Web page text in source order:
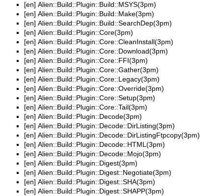
[en] Alien::Build::Plugin::Build::MSYS(3pm)
[en] Alien::Build::Plugin::Build::Make(3pm)
[en] Alien::Build::Plugin::Build::SearchDep(3pm)
[en] Alien::Build::Plugin::Core(3pm)
[en] Alien::Build::Plugin::Core::CleanInstall(3pm)
[en] Alien::Build::Plugin::Core::Download(3pm)
[en] Alien::Build::Plugin::Core::FFI(3pm)
[en] Alien::Build::Plugin::Core::Gather(3pm)
[en] Alien::Build::Plugin::Core::Legacy(3pm)
[en] Alien::Build::Plugin::Core::Override(3pm)
[en] Alien::Build::Plugin::Core::Setup(3pm)
[en] Alien::Build::Plugin::Core::Tail(3pm)
[en] Alien::Build::Plugin::Decode(3pm)
[en] Alien::Build::Plugin::Decode::DirListing(3pm)
[en] Alien::Build::Plugin::Decode::DirListingFtpcopy(3pm)
[en] Alien::Build::Plugin::Decode::HTML(3pm)
[en] Alien::Build::Plugin::Decode::Mojo(3pm)
[en] Alien::Build::Plugin::Digest(3pm)
[en] Alien::Build::Plugin::Digest::Negotiate(3pm)
[en] Alien::Build::Plugin::Digest::SHA(3pm)
[en] Alien::Build::Plugin::Digest::SHAPP(3pm)